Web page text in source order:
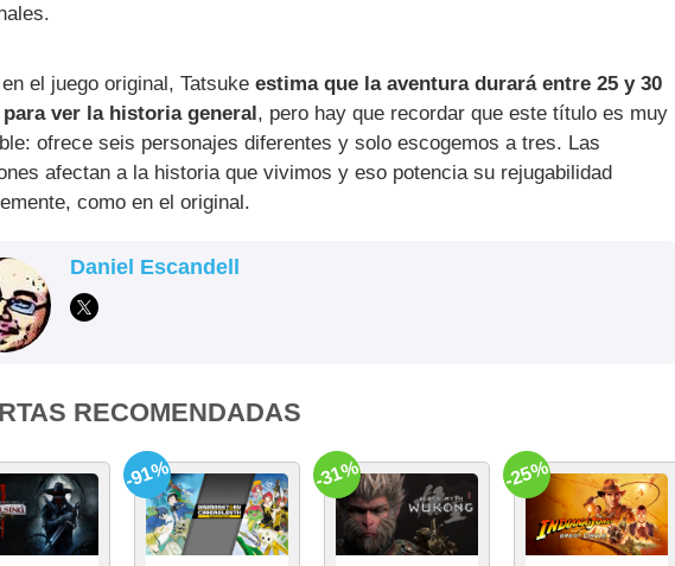
el juego original, Tatsuke estima que la aventura durará entre 25 y 30
ver la historia general, pero hay que recordar que este título es muy
ofrece seis personajes diferentes y solo escogemos a tres. Las
afectan a la historia que vivimos y eso potencia su rejugabilidad
como en el original.
Daniel Escandell
RECOMENDADAS
-91% -31% -25%